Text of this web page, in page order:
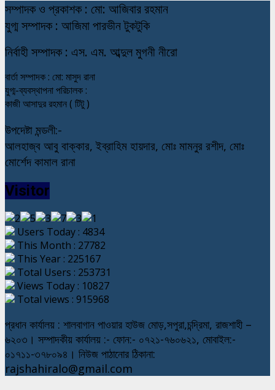
সম্পাদক ও প্রকাশক : মো: আজিবার রহমান
যুগ্ম সম্পাদক : আজিমা পারভীন টুকটুকি
নির্বাহী সম্পাদক : এস. এম. আব্দুল মুগনী নীরো
বার্তা সম্পাদক : মো: মাসুদ রানা
যুগ্ম-ব্যবস্থাপনা পরিচালক :
কাজী আসাদুর রহমান ( টিটু )
উপদেষ্টা মন্ডলী:-
আলহাজ্ব আবু বাক্কার, ইব্রাহিম হায়দার, মোঃ মামনুর রশীদ, মোঃ
মোর্শেদ কামাল রানা
Visitor
Users Today : 4834
This Month : 27782
This Year : 225167
Total Users : 253731
Views Today : 10827
Total views : 915968
প্রধান কার্যালয় : শালবাগান পাওয়ার হাউজ মোড়,সপুরা,চন্দ্রিমা, রাজশাহী –
৬২০৩। সম্পাদকীয় কার্যালয় :- ফোন:- ০৭২১-৭৬০৬২১, মোবাইল:-
০১৭১১-৩৭৮০৯৪। নিউজ পাঠানোর ঠিকানা:
rajshahiralo@gmail.com